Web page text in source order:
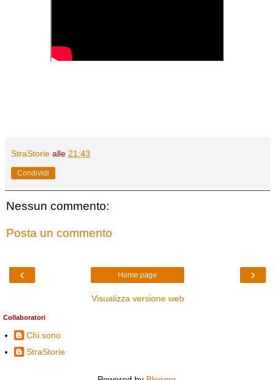
StraStorie alle 21:43
Condividi
Nessun commento:
Posta un commento
‹ ›
Home page
Visualizza versione web
Collaboratori
Chi sono
StraStorie